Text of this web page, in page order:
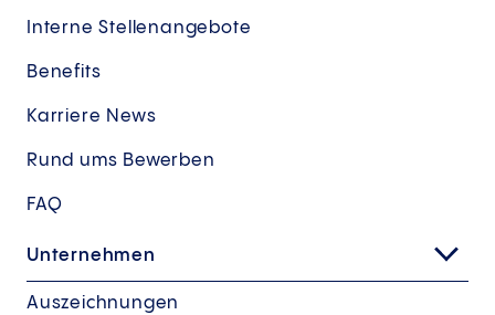
Interne Stellenangebote
Benefits
Karriere News
Rund ums Bewerben
FAQ
Unternehmen
Auszeichnungen